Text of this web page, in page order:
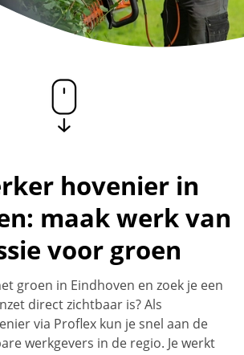
hovenier in
maak werk van
voor groen
groen in Eindhoven en zoek je een
direct zichtbaar is? Als
via Proflex kun je snel aan de
werkgevers in de regio. Je werkt